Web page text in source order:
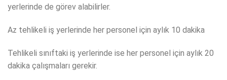
yerlerinde de görev alabilirler.
Az tehlikeli iş yerlerinde her personel için aylık 10 dakika
Tehlikeli sınıftaki iş yerlerinde ise her personel için aylık 20
dakika çalışmaları gerekir.